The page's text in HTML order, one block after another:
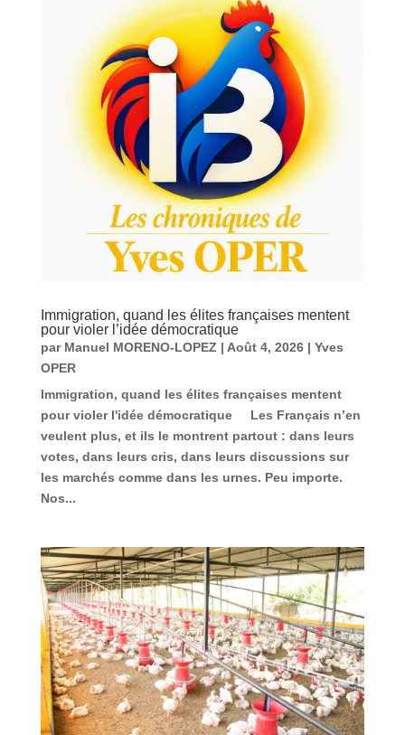
Immigration, quand les élites françaises mentent
pour violer l’idée démocratique
par Manuel MORENO-LOPEZ | Août 4, 2026| Yves
OPER
Immigration, quand les élites françaises mentent
pour violer l'idée démocratique Les Français n’en
veulent plus, et ils le montrent partout : dans leurs
votes, dans leurs cris, dans leurs discussions sur
les marchés comme dans les urnes. Peu importe.
Nos...